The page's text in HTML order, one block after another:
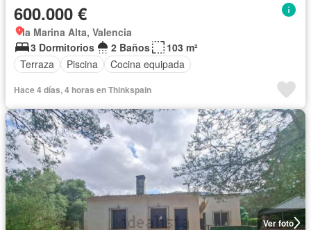
600.000 €
la Marina Alta, Valencia
3 Dormitorios
2 Baños
103 m²
Terraza
Piscina Cocina equipada
Hace 4 días, 4 horas en Thinkspain
Ver foto